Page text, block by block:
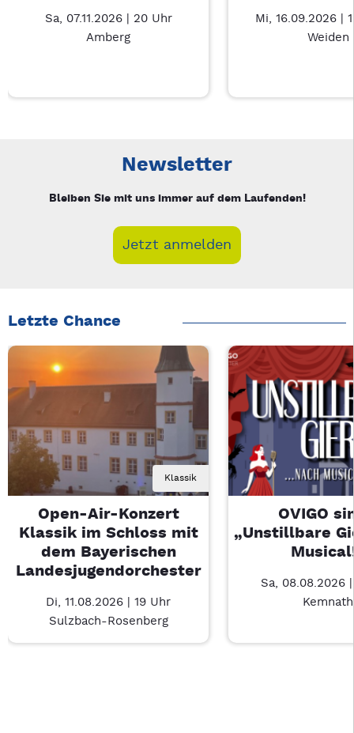
Sa, 07.11.2026 | 20 Uhr
Amberg
Mi, 16.09.2026 |
Weiden
Newsletter
Bleiben Sie mit uns immer auf dem Laufenden!
Jetzt anmelden
Letzte Chance
Klassik
Open-Air-Konzert
Klassik im Schloss mit
dem Bayerischen
Landesjugendorchester
Di, 11.08.2026 | 19 Uhr
Sulzbach-Rosenberg
OVIGO
„Unstillbare
Sa, 08.08.2026
Kemnath